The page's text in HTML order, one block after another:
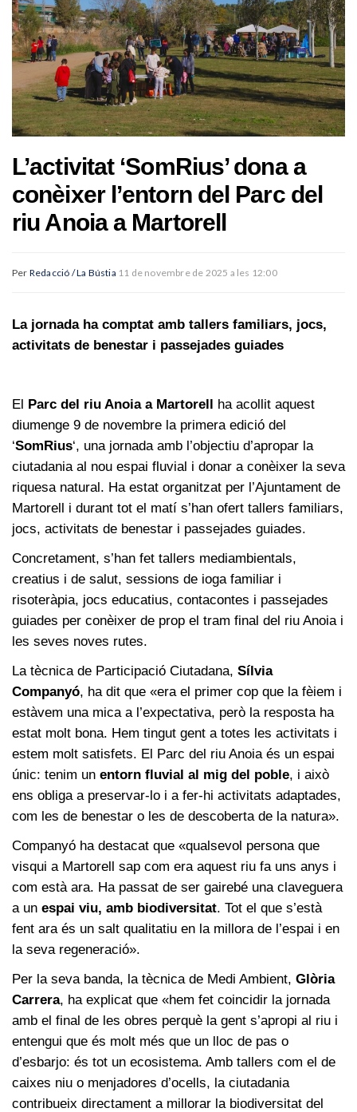
L’activitat ‘SomRius’ dona a
conèixer l’entorn del Parc del
riu Anoia a Martorell
Per Redacció / La Bústia 11 de novembre de 2025 a les 12:00
La jornada ha comptat amb tallers familiars, jocs,
activitats de benestar i passejades guiades
El Parc del riu Anoia a Martorell ha acollit aquest
diumenge 9 de novembre la primera edició del
‘SomRius‘, una jornada amb l’objectiu d’apropar la
ciutadania al nou espai fluvial i donar a conèixer la seva
riquesa natural. Ha estat organitzat per l’Ajuntament de
Martorell i durant tot el matí s’han ofert tallers familiars,
jocs, activitats de benestar i passejades guiades.
Concretament, s’han fet tallers mediambientals,
creatius i de salut, sessions de ioga familiar i
risoteràpia, jocs educatius, contacontes i passejades
guiades per conèixer de prop el tram final del riu Anoia i
les seves noves rutes.
La tècnica de Participació Ciutadana, Sílvia
Companyó, ha dit que «era el primer cop que la fèiem i
estàvem una mica a l’expectativa, però la resposta ha
estat molt bona. Hem tingut gent a totes les activitats i
estem molt satisfets. El Parc del riu Anoia és un espai
únic: tenim un entorn fluvial al mig del poble, i això
ens obliga a preservar-lo i a fer-hi activitats adaptades,
com les de benestar o les de descoberta de la natura».
Companyó ha destacat que «qualsevol persona que
visqui a Martorell sap com era aquest riu fa uns anys i
com està ara. Ha passat de ser gairebé una claveguera
a un espai viu, amb biodiversitat. Tot el que s’està
fent ara és un salt qualitatiu en la millora de l’espai i en
la seva regeneració».
Per la seva banda, la tècnica de Medi Ambient, Glòria
Carrera, ha explicat que «hem fet coincidir la jornada
amb el final de les obres perquè la gent s’apropi al riu i
entengui que és molt més que un lloc de pas o
d’esbarjo: és tot un ecosistema. Amb tallers com el de
caixes niu o menjadores d’ocells, la ciutadania
contribueix directament a millorar la biodiversitat del